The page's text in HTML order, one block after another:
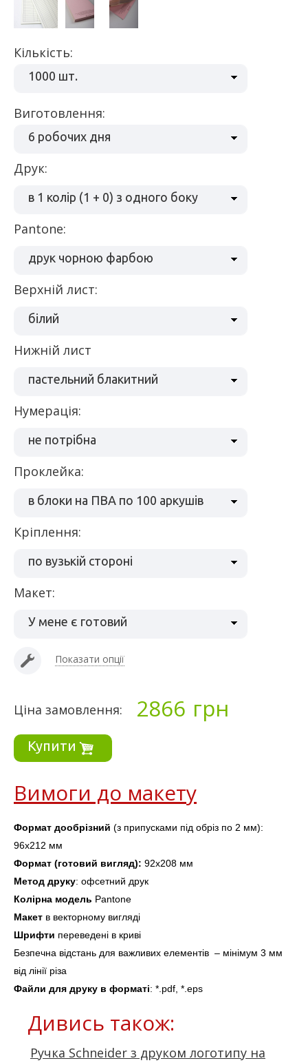
Кількість:
1000 шт.
Виготовлення:
6 робочих дня
Друк:
в 1 колір (1 + 0) з одного боку
Pantone:
друк чорною фарбою
Верхній лист:
білий
Нижній лист
пастельний блакитний
нумерація:
не потрібна
проклейка:
в блоки на ПВА по 100 аркушів
кріплення:
по вузькій стороні
макет:
У мене є готовий
Показати опції
Ціна замовлення: 2866 грн
Купити
Вимоги до макету
Формат дообрізний (з припусками під обріз по 2 мм
96х212 мм
Формат (готовий вигляд): 92х208 мм
Метод друку: офсетний друк
Колірна модель Pantone
Макет в векторному вигляді
Шрифти переведені в криві
Безпечна відстань для важливих елементів  – мінімум 3 мм
від лінії різа
Файли для друку в форматі: *.pdf, *.eps
Дивись також:
Ручка Schneider з друком логотипу на